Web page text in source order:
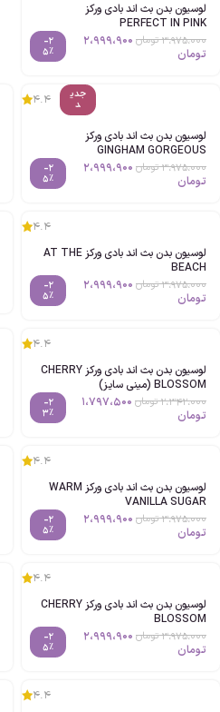
لوسیون بدن بث اند بادی ورکز
PERFECT IN PINK
3،975،000تومان 2،999،900
تومان
-2
5%
جدی
د
4.4
لوسیون بدن بث اند بادی ورکز
GINGHAM GORGEOUS
3،975،000تومان 2،999،900
تومان
-2
5%
4.4
لوسیون بدن بث اند بادی ورکز AT THE
BEACH
3،975،000تومان 2،999،900
تومان
-2
5%
4.4
لوسیون بدن بث اند بادی ورکز CHERRY
BLOSSOM (مینی سایز)
2،342،000تومان 1،797،500
تومان
-2
3%
4.4
لوسیون بدن بث اند بادی ورکز WARM
VANILLA SUGAR
3،975،000تومان 2،999،900
تومان
-2
5%
4.4
لوسیون بدن بث اند بادی ورکز CHERRY
BLOSSOM
3،975،000تومان 2،999،900
تومان
-2
5%
4.4